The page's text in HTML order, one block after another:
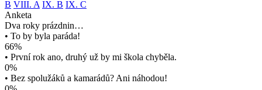
B VIII. A IX. B IX. C
Anketa
Dva roky prázdnin…
• To by byla paráda!
66%
• První rok ano, druhý už by mi škola chyběla.
0%
• Bez spolužáků a kamarádů? Ani náhodou!